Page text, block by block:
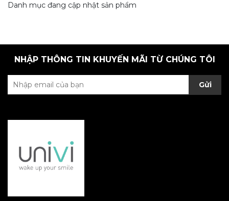
Danh mục đang cập nhật sản phẩm
NHẬP THÔNG TIN KHUYẾN MÃI TỪ CHÚNG TÔI
Gửi